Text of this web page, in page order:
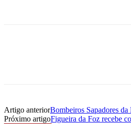
Artigo anteriorBombeiros Sapadores
Próximo artigoFigueira da Foz recebe